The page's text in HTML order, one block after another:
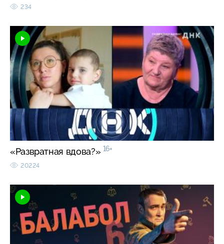
234
«Развратная вдова?» 16+
20224